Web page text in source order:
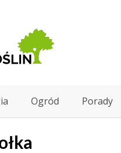
Ogród Porady